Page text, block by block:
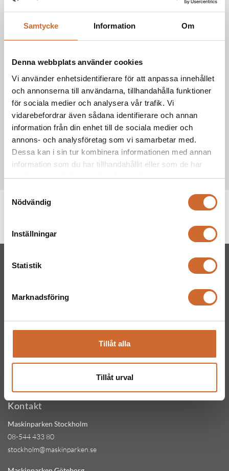
Samtycke Information Om
Denna webbplats använder cookies
Vi använder enhetsidentifierare för att anpassa innehållet
och annonserna till användarna, tillhandahålla funktioner
för sociala medier och analysera vår trafik. Vi
vidarebefordrar även sådana identifierare och annan
information från din enhet till de sociala medier och
annons- och analysföretag som vi samarbetar med.
Dessa kan i sin tur kombinera informationen med annan
information som du har tillhandahållit eller som de har
samlat in när du har använt deras tjänster.
Nödvändig
Inställningar
Statistik
Marknadsföring
Tillåt alla
Tillåt urval
Vikt
Max grävdjup
Max räckvidd Ca 5 355 - 5 515 mm
DN1,7 (steg V) 25 hk
Hastighet 4,2 km/h
Ritarslingan 4, Arninge Industriområde
187 66 Täby
Kontakt
Maskinparken Stockholm
08-544 433 80
stockholm@maskinparken.se